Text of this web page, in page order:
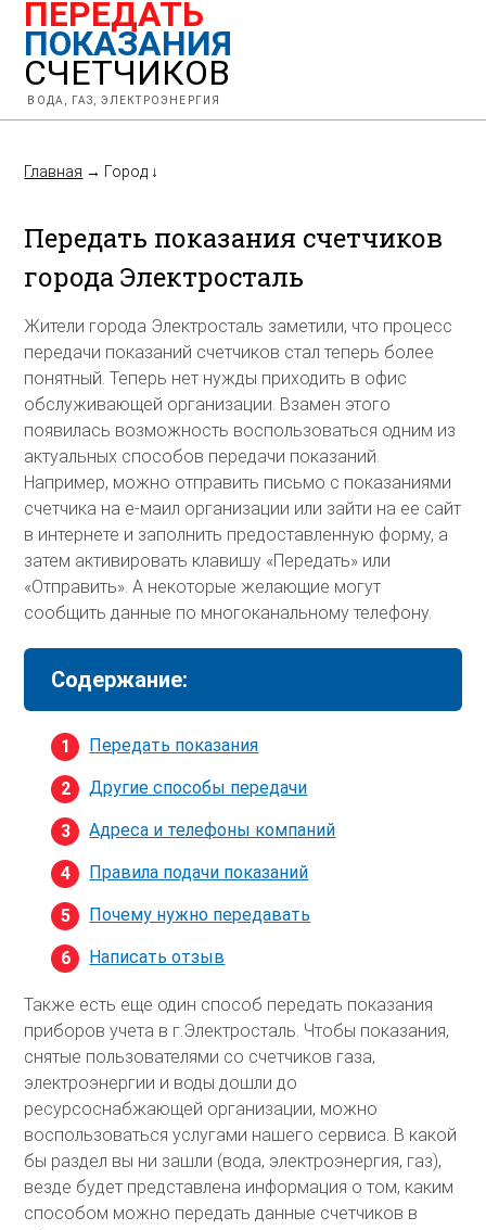
ПЕРЕДАТЬ
ПОКАЗАНИЯ
СЧЕТЧИКОВ
ВОДА, ГАЗ, ЭЛЕКТРОЭНЕРГИЯ
Главная → Город ↓
Передать показания счетчиков
города Электросталь
Жители города Электросталь заметили, что процесс
передачи показаний счетчиков стал теперь более
понятный. Теперь нет нужды приходить в офис
обслуживающей организации. Взамен этого
появилась возможность воспользоваться одним из
актуальных способов передачи показаний.
Например, можно отправить письмо с показаниями
счетчика на е-маил организации или зайти на ее сайт
в интернете и заполнить предоставленную форму, а
затем активировать клавишу «Передать» или
«Отправить». А некоторые желающие могут
сообщить данные по многоканальному телефону.
Содержание:
Передать показания
Другие способы передачи
Адреса и телефоны компаний
Правила подачи показаний
Почему нужно передавать
Написать отзыв
Также есть еще один способ передать показания
приборов учета в г.Электросталь. Чтобы показания,
снятые пользователями со счетчиков газа,
электроэнергии и воды дошли до
ресурсоснабжающей организации, можно
воспользоваться услугами нашего сервиса. В какой
бы раздел вы ни зашли (вода, электроэнергия, газ),
везде будет представлена информация о том, каким
способом можно передать данные счетчиков в